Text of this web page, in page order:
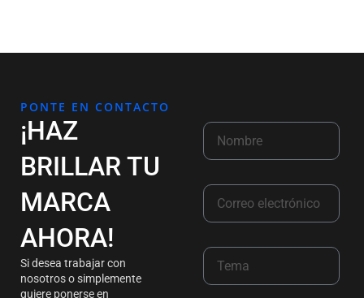
PONTE EN CONTACTO
¡HAZ
BRILLAR TU
MARCA
AHORA!
Si desea trabajar con
nosotros o simplemente
quiere ponerse en